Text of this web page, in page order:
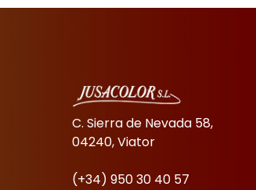
C. Sierra de Nevada 58,
04240, Viator
(+34) 950 30 40 57